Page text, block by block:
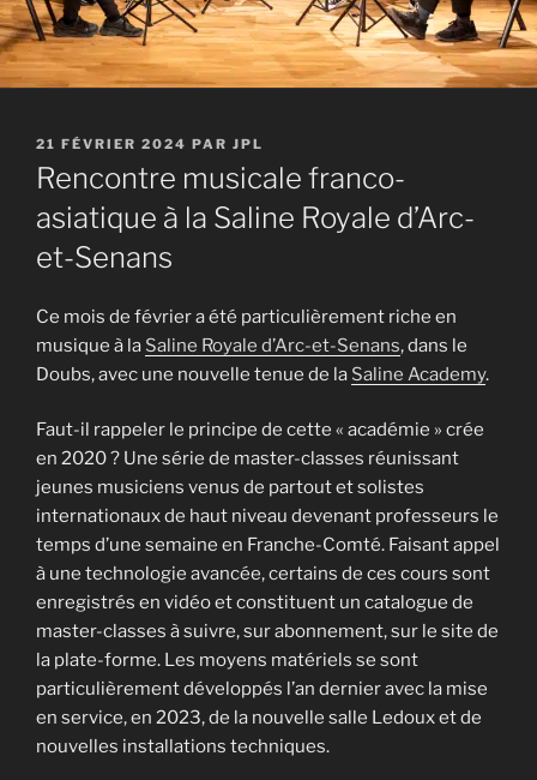
PUBLIÉ
LE
21 FÉVRIER 2024 PAR JPL
Rencontre musicale franco-
asiatique à la Saline Royale d’Arc-
et-Senans
Ce mois de février a été particulièrement riche en
musique à la Saline Royale d’Arc-et-Senans, dans le
Doubs, avec une nouvelle tenue de la Saline Academy.
Faut-il rappeler le principe de cette « académie » crée
en 2020 ? Une série de master-classes réunissant
jeunes musiciens venus de partout et solistes
internationaux de haut niveau devenant professeurs le
temps d’une semaine en Franche-Comté. Faisant appel
à une technologie avancée, certains de ces cours sont
enregistrés en vidéo et constituent un catalogue de
master-classes à suivre, sur abonnement, sur le site de
la plate-forme. Les moyens matériels se sont
particulièrement développés l’an dernier avec la mise
en service, en 2023, de la nouvelle salle Ledoux et de
nouvelles installations techniques.